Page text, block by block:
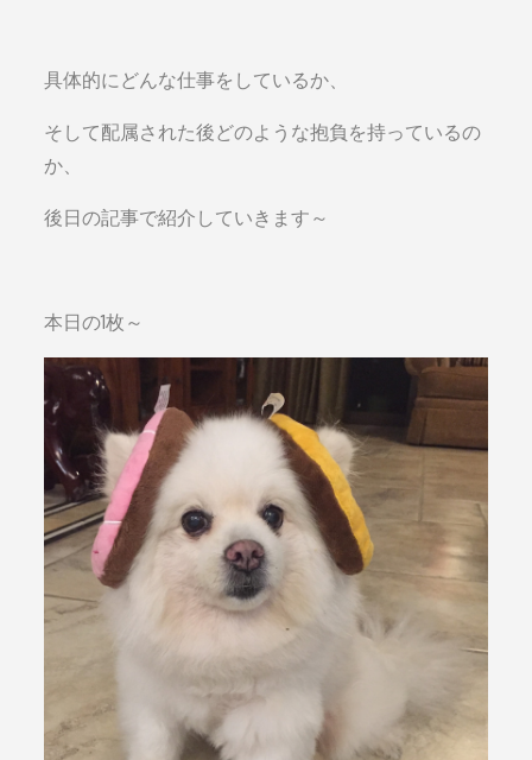
具体的にどんな仕事をしているか、
そして配属された後どのような抱負を持っているの
か、
後日の記事で紹介していきます～
本日の1枚～